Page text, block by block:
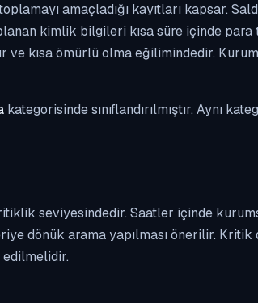
amaçladığı kayıtları kapsar.
kimlik bilgileri kısa süre içinde
ve kısa ömürlü olma eğilimindedir.
kategorisinde sınıflandırılmıştır. Aynı
seviyesindedir. Saatler içinde
dönük arama yapılması önerilir.
edilmelidir.